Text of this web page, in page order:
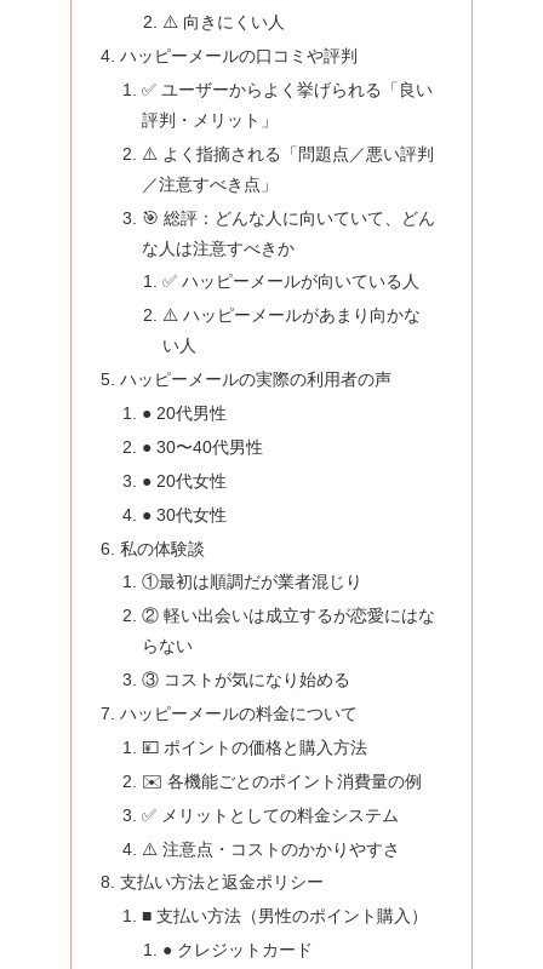
⚠️ 向きにくい人
ハッピーメールの口コミや評判
✅ ユーザーからよく挙げられる「良い
評判・メリット」
⚠️ よく指摘される「問題点／悪い評判
／注意すべき点」
🎯 総評：どんな人に向いていて、どん
な人は注意すべきか
✅ ハッピーメールが向いている人
⚠️ ハッピーメールがあまり向かな
い人
ハッピーメールの実際の利用者の声
● 20代男性
● 30〜40代男性
● 20代女性
● 30代女性
私の体験談
①最初は順調だが業者混じり
② 軽い出会いは成立するが恋愛にはな
らない
③ コストが気になり始める
ハッピーメールの料金について
💴 ポイントの価格と購入方法
✉️ 各機能ごとのポイント消費量の例
✅ メリットとしての料金システム
⚠️ 注意点・コストのかかりやすさ
支払い方法と返金ポリシー
■ 支払い方法（男性のポイント購入）
● クレジットカード